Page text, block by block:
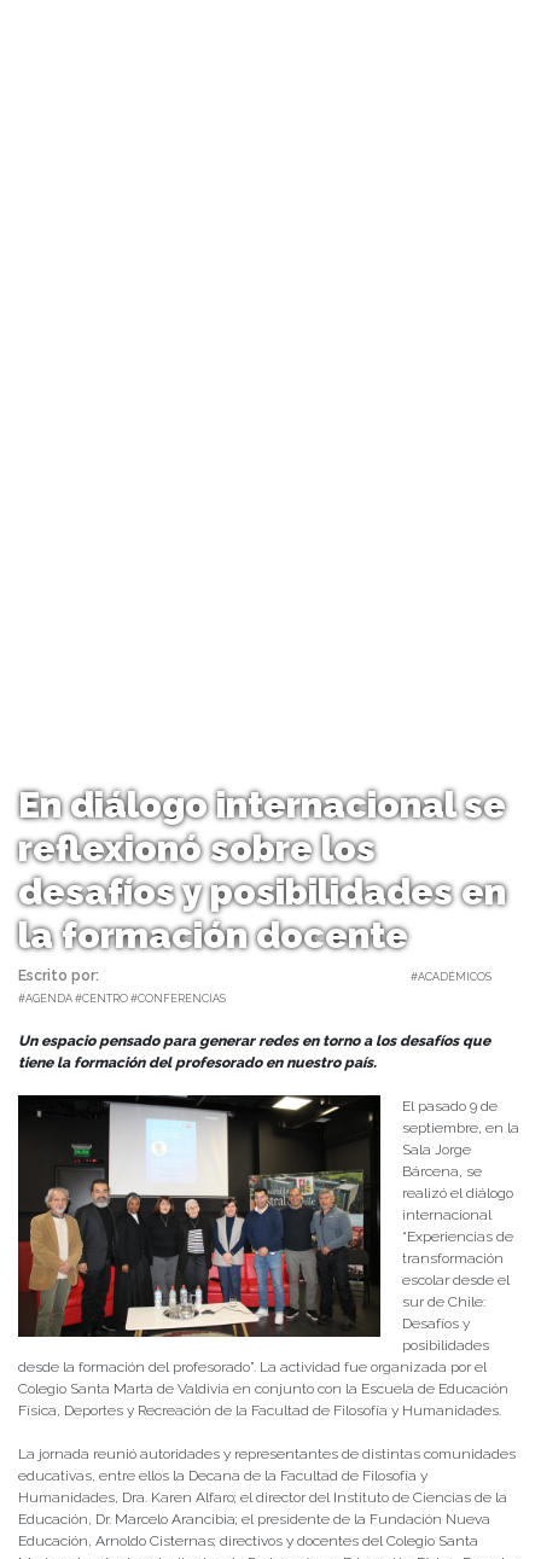
En diálogo internacional se
reflexionó sobre los
desafíos y posibilidades en
la formación docente
Escrito por:
#ACADÉMICOS
#AGENDA #CENTRO #CONFERENCIAS
Un espacio pensado para generar redes en torno a los desafíos que
tiene la formación del profesorado en nuestro país.
El pasado 9 de
septiembre, en la
Sala Jorge
Bárcena, se
realizó el diálogo
internacional
“Experiencias de
transformación
escolar desde el
sur de Chile:
Desafíos y
posibilidades
desde la formación del profesorado”. La actividad fue organizada por el
Colegio Santa Marta de Valdivia en conjunto con la Escuela de Educación
Física, Deportes y Recreación de la Facultad de Filosofía y Humanidades.
La jornada reunió autoridades y representantes de distintas comunidades
educativas, entre ellos la Decana de la Facultad de Filosofía y
Humanidades, Dra. Karen Alfaro; el director del Instituto de Ciencias de la
Educación, Dr. Marcelo Arancibia; el presidente de la Fundación Nueva
Educación, Arnoldo Cisternas; directivos y docentes del Colegio Santa